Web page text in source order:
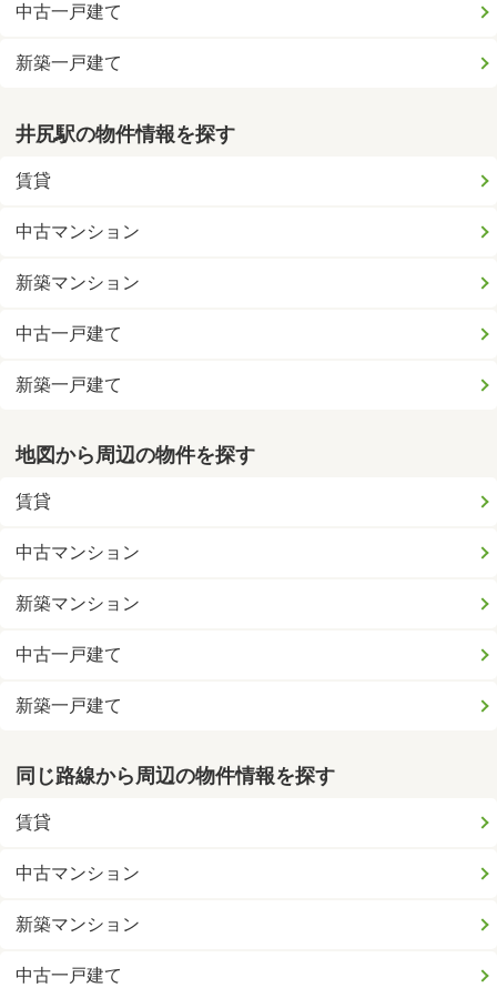
中古一戸建て
新築一戸建て
井尻駅の物件情報を探す
賃貸
中古マンション
新築マンション
中古一戸建て
新築一戸建て
地図から周辺の物件を探す
賃貸
中古マンション
新築マンション
中古一戸建て
新築一戸建て
同じ路線から周辺の物件情報を探す
賃貸
中古マンション
新築マンション
中古一戸建て